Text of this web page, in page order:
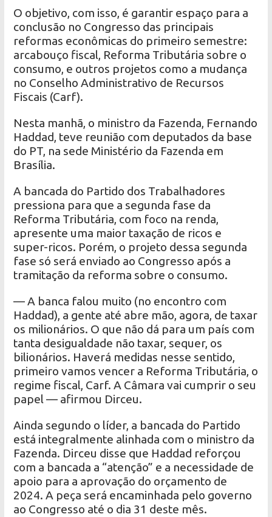
O objetivo, com isso, é garantir espaço para a
conclusão no Congresso das principais
reformas econômicas do primeiro semestre:
arcabouço fiscal, Reforma Tributária sobre o
consumo, e outros projetos como a mudança
no Conselho Administrativo de Recursos
Fiscais (Carf).
Nesta manhã, o ministro da Fazenda, Fernando
Haddad, teve reunião com deputados da base
do PT, na sede Ministério da Fazenda em
Brasília.
A bancada do Partido dos Trabalhadores
pressiona para que a segunda fase da
Reforma Tributária, com foco na renda,
apresente uma maior taxação de ricos e
super-ricos. Porém, o projeto dessa segunda
fase só será enviado ao Congresso após a
tramitação da reforma sobre o consumo.
— A banca falou muito (no encontro com
Haddad), a gente até abre mão, agora, de taxar
os milionários. O que não dá para um país com
tanta desigualdade não taxar, sequer, os
bilionários. Haverá medidas nesse sentido,
primeiro vamos vencer a Reforma Tributária, o
regime fiscal, Carf. A Câmara vai cumprir o seu
papel — afirmou Dirceu.
Ainda segundo o líder, a bancada do Partido
está integralmente alinhada com o ministro da
Fazenda. Dirceu disse que Haddad reforçou
com a bancada a “atenção” e a necessidade de
apoio para a aprovação do orçamento de
2024. A peça será encaminhada pelo governo
ao Congresso até o dia 31 deste mês.